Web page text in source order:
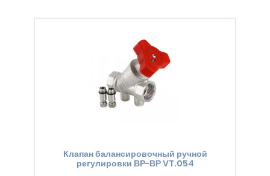
Клапан балансировочный ручной
регулировки ВР-ВР VT.054